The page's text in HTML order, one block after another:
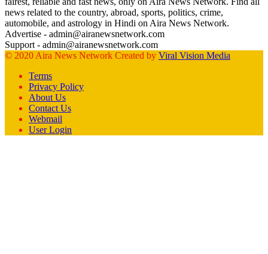
news related to the country, abroad, sports, politics, crime,
automobile, and astrology in Hindi on Aira News Network.
Advertise - admin@airanewsnetwork.com
Support - admin@airanewsnetwork.com
© 2020 Aira News Network Created by Viral Vision Media
Terms
Privacy Policy
About Us
Contact Us
Webmail
User Login